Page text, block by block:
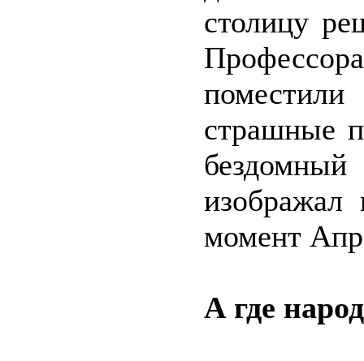
столицу
страшные
изображал
момент
А где